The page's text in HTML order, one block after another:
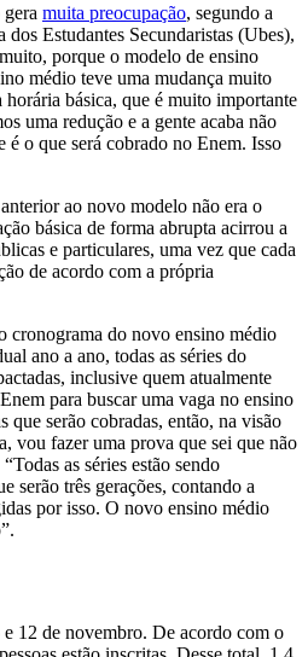
gera muita preocupação, segundo a
Estudantes Secundaristas (Ubes),
porque o modelo de ensino
médio teve uma mudança muito
horária básica, que é muito importante
uma redução e a gente acaba não
o que será cobrado no Enem. Isso
ao novo modelo não era o
básica de forma abrupta acirrou a
e particulares, uma vez que cada
de acordo com a própria
cronograma do novo ensino médio
ano a ano, todas as séries do
inclusive quem atualmente
para buscar uma vaga no ensino
que serão cobradas, então, na visão
vou fazer uma prova que sei que não
as séries estão sendo
serão três gerações, contando a
por isso. O novo ensino médio
12 de novembro. De acordo com o